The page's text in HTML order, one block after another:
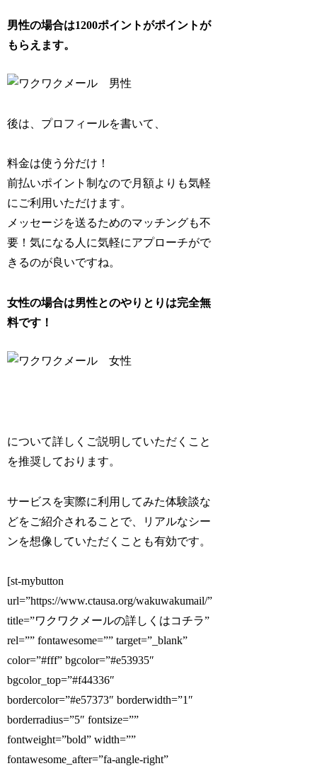
男性の場合は1200ポイントがポイントが
もらえます。
後は、プロフィールを書いて、
料金は使う分だけ！
前払いポイント制なので月額よりも気軽
にご利用いただけます。
メッセージを送るためのマッチングも不
要！気になる人に気軽にアプローチがで
きるのが良いですね。
女性の場合は男性とのやりとりは完全無
料です！
について詳しくご説明していただくこと
を推奨しております。
サービスを実際に利用してみた体験談な
どをご紹介されることで、リアルなシー
ンを想像していただくことも有効です。
[st-mybutton
url=”https://www.ctausa.org/wakuwakumail/”
title=”ワクワクメールの詳しくはコチラ”
rel=”” fontawesome=”” target=”_blank”
color=”#fff” bgcolor=”#e53935″
bgcolor_top=”#f44336″
bordercolor=”#e57373″ borderwidth=”1″
borderradius=”5″ fontsize=””
fontweight=”bold” width=””
fontawesome_after=”fa-angle-right”